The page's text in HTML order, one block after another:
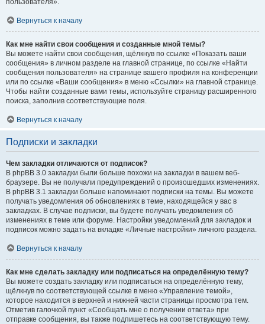
пользователя».
Вернуться к началу
Как мне найти свои сообщения и созданные мной темы?
Вы можете найти свои сообщения, щёлкнув по ссылке «Показать ваши
сообщения» в личном разделе на главной странице, по ссылке «Найти
сообщения пользователя» на странице вашего профиля на конференции
или по ссылке «Ваши сообщения» в меню «Ссылки» на главной странице.
Чтобы найти созданные вами темы, используйте страницу расширенного
поиска, заполнив соответствующие поля.
Вернуться к началу
Подписки и закладки
Чем закладки отличаются от подписок?
В phpBB 3.0 закладки были больше похожи на закладки в вашем веб-
браузере. Вы не получали предупреждений о произошедших изменениях.
В phpBB 3.1 закладки больше напоминают подписки на темы. Вы можете
получать уведомления об обновлениях в теме, находящейся у вас в
закладках. В случае подписки, вы будете получать уведомления об
изменениях в теме или форуме. Настройки уведомлений для закладок и
подписок можно задать на вкладке «Личные настройки» личного раздела.
Вернуться к началу
Как мне сделать закладку или подписаться на определённую тему?
Вы можете создать закладку или подписаться на определённую тему,
щёлкнув по соответствующей ссылке в меню «Управление темой»,
которое находится в верхней и нижней части страницы просмотра тем.
Отметив галочкой пункт «Сообщать мне о получении ответа» при
отправке сообщения, вы также подпишетесь на соответствующую тему.